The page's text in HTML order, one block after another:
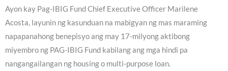
Ayon kay Pag-IBIG Fund Chief Executive Officer Marilene
Acosta, layunin ng kasunduan na mabigyan ng mas maraming
napapanahong benepisyo ang may 17-milyong aktibong
miyembro ng PAG-IBIG Fund kabilang ang mga hindi pa
nangangailangan ng housing o multi-purpose loan.